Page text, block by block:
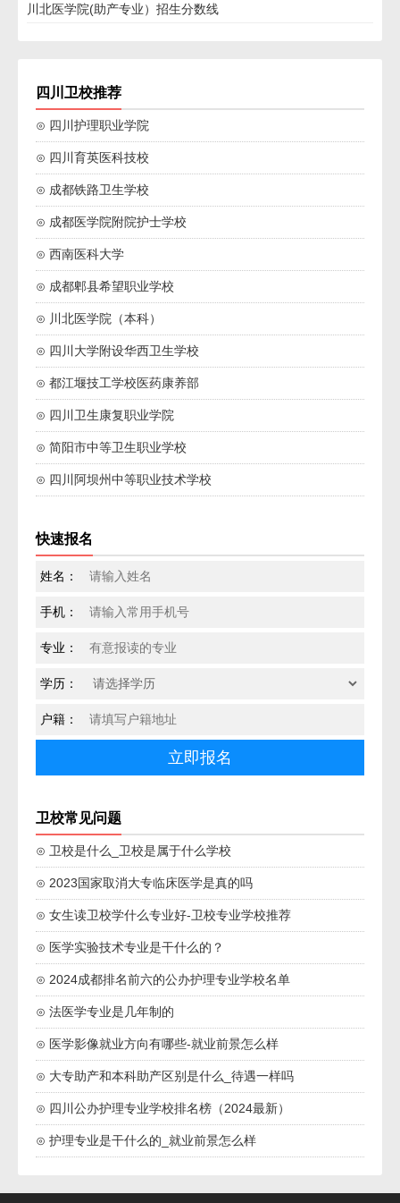
川北医学院(助产专业）招生分数线
四川卫校推荐
⊙ 四川护理职业学院
⊙ 四川育英医科技校
⊙ 成都铁路卫生学校
⊙ 成都医学院附院护士学校
⊙ 西南医科大学
⊙ 成都郫县希望职业学校
⊙ 川北医学院（本科）
⊙ 四川大学附设华西卫生学校
⊙ 都江堰技工学校医药康养部
⊙ 四川卫生康复职业学院
⊙ 简阳市中等卫生职业学校
⊙ 四川阿坝州中等职业技术学校
快速报名
姓名：
手机：
专业：
学历：
户籍：
卫校常见问题
⊙ 卫校是什么_卫校是属于什么学校
⊙ 2023国家取消大专临床医学是真的吗
⊙ 女生读卫校学什么专业好-卫校专业学校推荐
⊙ 医学实验技术专业是干什么的？
⊙ 2024成都排名前六的公办护理专业学校名单
⊙ 法医学专业是几年制的
⊙ 医学影像就业方向有哪些-就业前景怎么样
⊙ 大专助产和本科助产区别是什么_待遇一样吗
⊙ 四川公办护理专业学校排名榜（2024最新）
⊙ 护理专业是干什么的_就业前景怎么样